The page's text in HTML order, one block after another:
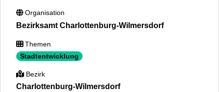
Organisation
Bezirksamt Charlottenburg-Wilmersdorf
Themen
Stadtentwicklung
Bezirk
Charlottenburg-Wilmersdorf